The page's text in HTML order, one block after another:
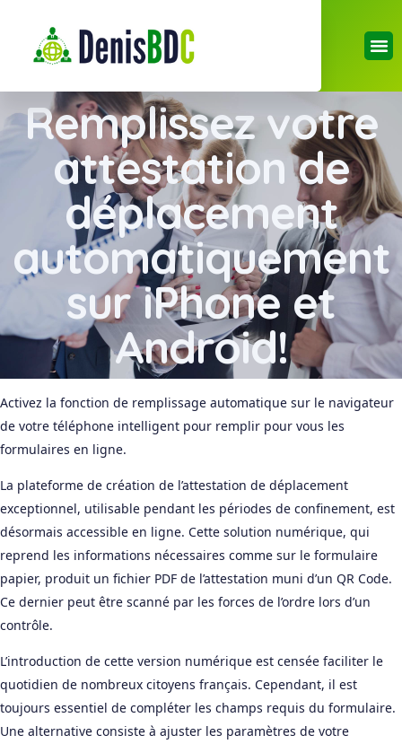
Remplissez votre
attestation de
déplacement
automatiquement
sur iPhone et
Android!
Activez la fonction de remplissage automatique sur le navigateur
de votre téléphone intelligent pour remplir pour vous les
formulaires en ligne.
La plateforme de création de l’attestation de déplacement
exceptionnel, utilisable pendant les périodes de confinement, est
désormais accessible en ligne. Cette solution numérique, qui
reprend les informations nécessaires comme sur le formulaire
papier, produit un fichier PDF de l’attestation muni d’un QR Code.
Ce dernier peut être scanné par les forces de l’ordre lors d’un
contrôle.
L’introduction de cette version numérique est censée faciliter le
quotidien de nombreux citoyens français. Cependant, il est
toujours essentiel de compléter les champs requis du formulaire.
Une alternative consiste à ajuster les paramètres de votre